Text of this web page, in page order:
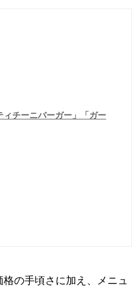
チーニバーガー」「ガー
の手頃さに加え、メニュ